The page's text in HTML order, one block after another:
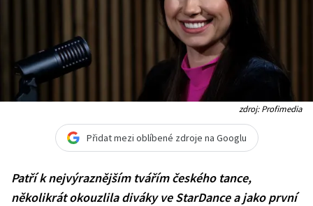
zdroj: Profimedia
Přidat mezi oblíbené zdroje na Googlu
Patří k nejvýraznějším tvářím českého tance,
několikrát okouzlila diváky ve StarDance a jako první